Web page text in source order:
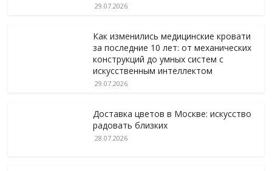
29.07.2026
Как изменились медицинские кровати
за последние 10 лет: от механических
конструкций до умных систем с
искусственным интеллектом
29.07.2026
Доставка цветов в Москве: искусство
радовать близких
28.07.2026